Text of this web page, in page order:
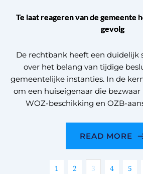
Te laat reageren van de gemeente
gevolg
De rechtbank heeft een duidelijk
over het belang van tijdige
gemeentelijke instanties. In de
om een huiseigenaar die
WOZ-beschikking en OZB-
READ MORE
1 2 3 4 5